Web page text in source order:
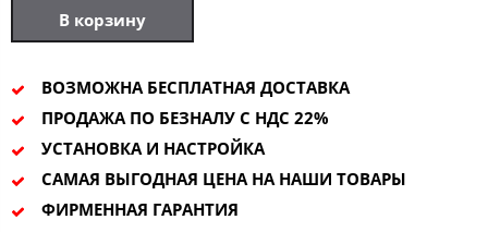
В корзину
ВОЗМОЖНА БЕСПЛАТНАЯ ДОСТАВКА
ПРОДАЖА ПО БЕЗНАЛУ С НДС 22%
УСТАНОВКА И НАСТРОЙКА
САМАЯ ВЫГОДНАЯ ЦЕНА НА НАШИ ТОВАРЫ
ФИРМЕННАЯ ГАРАНТИЯ